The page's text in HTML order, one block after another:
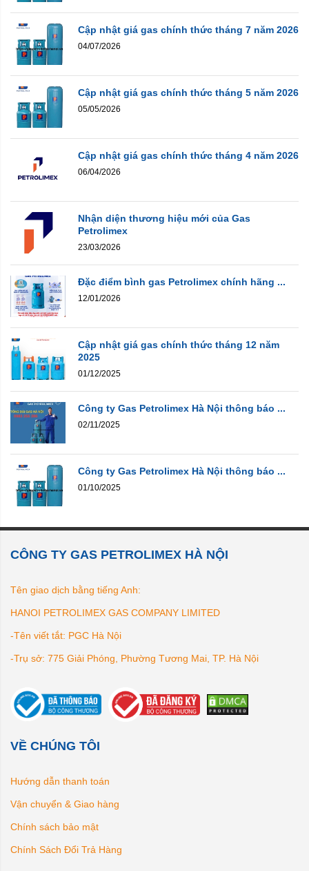
Cập nhật giá gas chính thức tháng 7 năm 2026
04/07/2026
Cập nhật giá gas chính thức tháng 5 năm 2026
05/05/2026
Cập nhật giá gas chính thức tháng 4 năm 2026
06/04/2026
Nhận diện thương hiệu mới của Gas
Petrolimex
23/03/2026
Đặc điểm bình gas Petrolimex chính hãng ...
12/01/2026
Cập nhật giá gas chính thức tháng 12 năm
2025
01/12/2025
Công ty Gas Petrolimex Hà Nội thông báo ...
02/11/2025
Công ty Gas Petrolimex Hà Nội thông báo ...
01/10/2025
CÔNG TY GAS PETROLIMEX HÀ NỘI
Tên giao dịch bằng tiếng Anh:
HANOI PETROLIMEX GAS COMPANY LIMITED
-Tên viết tắt: PGC Hà Nội
-Trụ sở: 775 Giải Phóng, Phường Tương Mai, TP. Hà Nội
VỀ CHÚNG TÔI
Hướng dẫn thanh toán
Vận chuyển & Giao hàng
Chính sách bảo mật
Chính Sách Đổi Trả Hàng